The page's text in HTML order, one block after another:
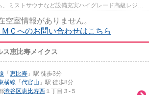
、ミストサウナなど設備充実ハイグレード高級レジデ
空室情報がありません。
Ｃへのお問い合わせはこちら
ス恵比寿メイクス
「 恵比寿 」駅 徒歩3分
横線 「 代官山 」駅 徒歩8分
渋谷区恵比寿西 １丁目３-５